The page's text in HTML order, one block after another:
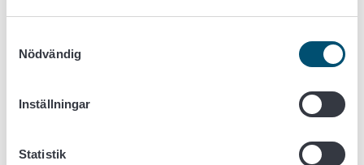
Nödvändig
Inställningar
Statistik
Salmonella
sjudomsproblem finner du i menyraden.